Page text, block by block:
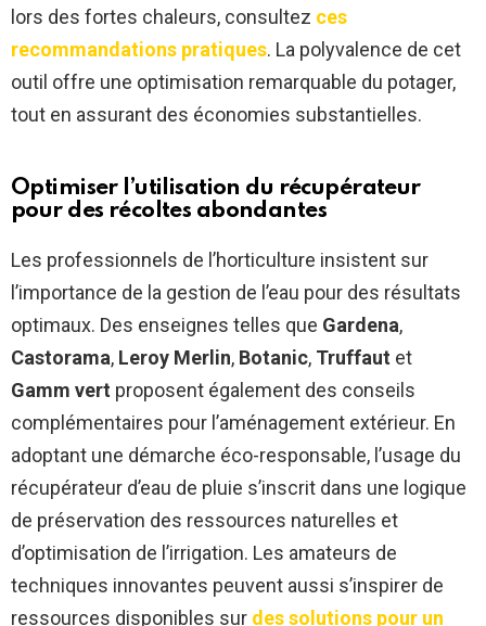
lors des fortes chaleurs, consultez ces
recommandations pratiques. La polyvalence de cet
outil offre une optimisation remarquable du potager,
tout en assurant des économies substantielles.
Optimiser l’utilisation du récupérateur
pour des récoltes abondantes
Les professionnels de l’horticulture insistent sur
l’importance de la gestion de l’eau pour des résultats
optimaux. Des enseignes telles que Gardena,
Castorama, Leroy Merlin, Botanic, Truffaut et
Gamm vert proposent également des conseils
complémentaires pour l’aménagement extérieur. En
adoptant une démarche éco-responsable, l’usage du
récupérateur d’eau de pluie s’inscrit dans une logique
de préservation des ressources naturelles et
d’optimisation de l’irrigation. Les amateurs de
techniques innovantes peuvent aussi s’inspirer de
ressources disponibles sur des solutions pour un